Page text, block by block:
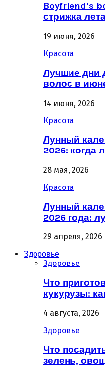
Boyfriend’s
стрижка
19 июня, 2026
Красота
Лучшие дни
волос в
14 июня, 2026
Красота
Лунный
2026: когда
28 мая, 2026
Красота
Лунный
2026 года:
29 апреля, 2026
Здоровье
Здоровье
Что
кукурузы:
4 августа, 2026
Здоровье
Что
зелень,